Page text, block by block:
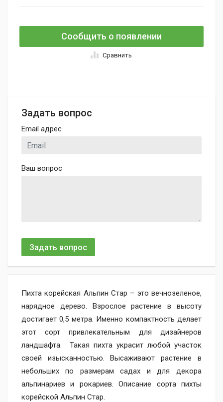
Сообщить о появлении
Сравнить
Задать вопрос
Email адрес
Ваш вопрос
Задать вопрос
Пихта корейская Альпин Стар – это вечнозеленое,
нарядное дерево. Взрослое растение в высоту
достигает 0,5 метра. Именно компактность делает
этот сорт привлекательным для дизайнеров
ландшафта. Такая пихта украсит любой участок
своей изысканностью. Высаживают растение в
небольших по размерам садах и для декора
альпинариев и рокариев. Описание сорта пихты
корейской Альпин Стар.